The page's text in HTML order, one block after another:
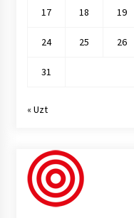
17 18 19
24 25 26
31
« Uzt